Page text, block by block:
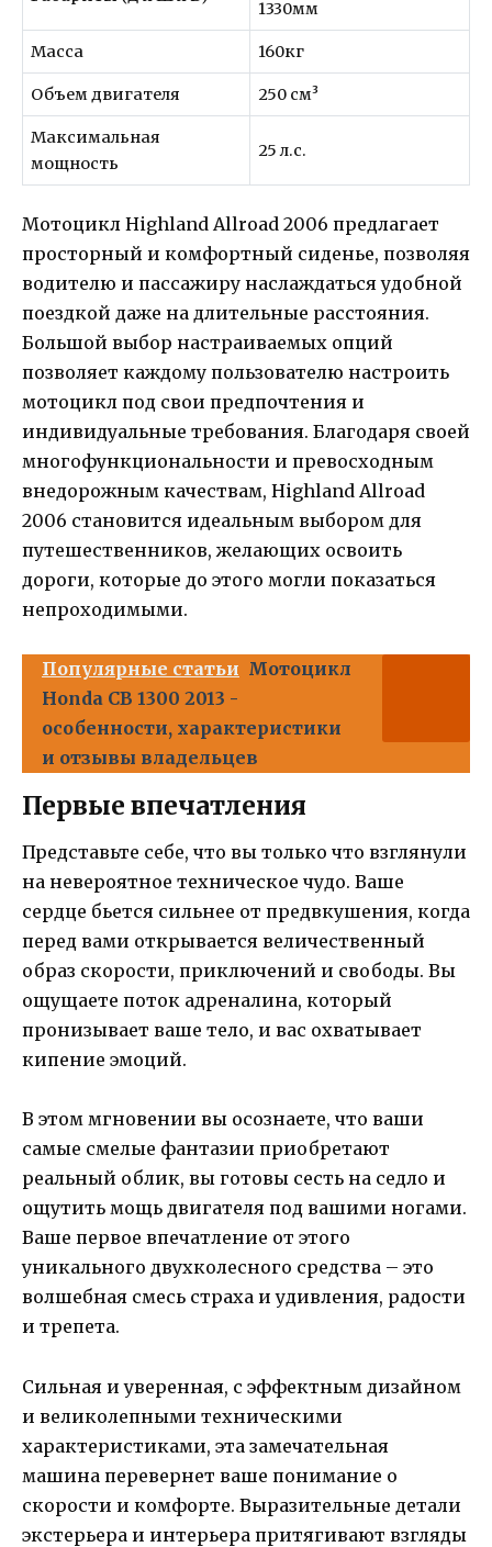
1330мм
Масса 160кг
Объем двигателя 250 см³
Максимальная
мощность
25 л.с.
Мотоцикл Highland Allroad 2006 предлагает
просторный и комфортный сиденье, позволяя
водителю и пассажиру наслаждаться удобной
поездкой даже на длительные расстояния.
Большой выбор настраиваемых опций
позволяет каждому пользователю настроить
мотоцикл под свои предпочтения и
индивидуальные требования. Благодаря своей
многофункциональности и превосходным
внедорожным качествам, Highland Allroad
2006 становится идеальным выбором для
путешественников, желающих освоить
дороги, которые до этого могли показаться
непроходимыми.
Популярные статьи Мотоцикл
Honda CB 1300 2013 -
особенности, характеристики
и отзывы владельцев
Первые впечатления
Представьте себе, что вы только что взглянули
на невероятное техническое чудо. Ваше
сердце бьется сильнее от предвкушения, когда
перед вами открывается величественный
образ скорости, приключений и свободы. Вы
ощущаете поток адреналина, который
пронизывает ваше тело, и вас охватывает
кипение эмоций.
В этом мгновении вы осознаете, что ваши
самые смелые фантазии приобретают
реальный облик, вы готовы сесть на седло и
ощутить мощь двигателя под вашими ногами.
Ваше первое впечатление от этого
уникального двухколесного средства – это
волшебная смесь страха и удивления, радости
и трепета.
Сильная и уверенная, с эффектным дизайном
и великолепными техническими
характеристиками, эта замечательная
машина перевернет ваше понимание о
скорости и комфорте. Выразительные детали
экстерьера и интерьера притягивают взгляды